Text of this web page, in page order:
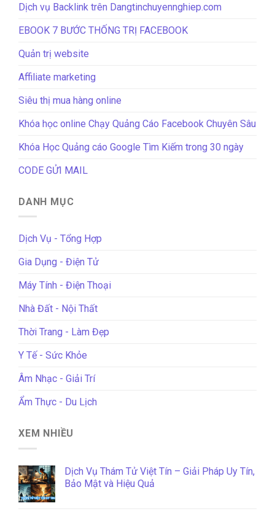
Dịch vụ Backlink trên Dangtinchuyennghiep.com
EBOOK 7 BƯỚC THỐNG TRỊ FACEBOOK
Quản trị website
Affiliate marketing
Siêu thị mua hàng online
Khóa học online Chạy Quảng Cáo Facebook Chuyên Sâu
Khóa Học Quảng cáo Google Tìm Kiếm trong 30 ngày
CODE GỬI MAIL
DANH MỤC
Dịch Vụ - Tổng Hợp
Gia Dụng - Điện Tử
Máy Tính - Điện Thoại
Nhà Đất - Nội Thất
Thời Trang - Làm Đẹp
Y Tế - Sức Khỏe
Âm Nhạc - Giải Trí
Ẩm Thực - Du Lịch
XEM NHIỀU
Dịch Vụ Thám Tử Việt Tín – Giải Pháp Uy Tín,
Bảo Mật và Hiệu Quả